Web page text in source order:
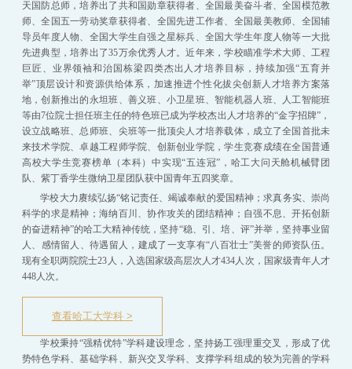
天国防总师，培养出了共和国勋章获得者、全国最美奋斗者、全国模范教
师、全国五一劳动奖章获得者、全国先进工作者、全国最美教师、全国辅
导员年度人物、全国大学生自强之星标兵、全国大学生年度人物等一大批
先进典型，培养出了35万余优秀人才。近年来，学校瞄准学术大师、工程
巨匠、业界领袖和治国栋梁四类杰出人才培养目标，持续加强“五育并
举”顶层设计和资源供给体系，加速推进个性化拔尖创新人才培养方案落
地，创新推出的永坦班、善义班、小卫星班、智能机器人班、人工智能班
等由7位院士担任班主任的特色班已成为学校杰出人才培养的“金字招牌”，
设立战略班、总师班、尖班等一批顶尖人才培养载体，成立了全国首批未
来技术学院、卓越工程师学院、创新创业学院，学生竞赛成绩在全国普通
高校大学生竞赛榜单（本科）中实现“五连冠”，哈工大问天舱机械臂团
队、紫丁香学生微纳卫星团队获中国青年五四奖章。
学校大力赓续弘扬“铭记责任、竭诚奉献的爱国精神；求真务实、崇尚
科学的求是精神；海纳百川、协作攻关的团结精神；自强不息、开拓创新
的奋进精神”的哈工大精神传统，坚持“稳、引、培、评”并举，坚持事业留
人、感情留人、待遇留人，建成了一支享有“八百壮士”美誉的师资队伍。
现有全职两院院士23人，入选国家级高层次人才434人次，国家级青年人才
448人次。
查看哈工大学科 >
学校秉持“强精优特”学科建设理念，坚持扬工强理重交叉，形成了优
势特色学科、基础学科、新兴交叉学科、支撑学科组成的较为完善的学科